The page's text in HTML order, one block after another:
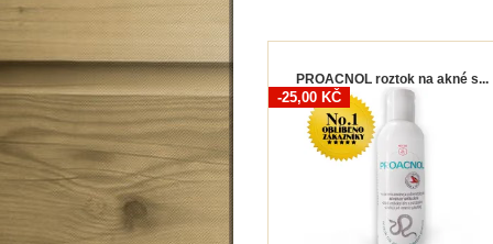
PROACNOL roztok na akné s...
-25,00 KČ